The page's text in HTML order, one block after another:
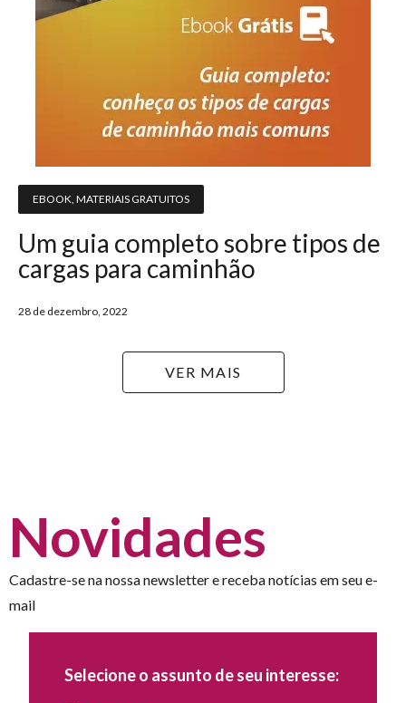
EBOOK MATERIAIS GRATUITOS
Um guia completo sobre tipos de
cargas para caminhão
28 de dezembro, 2022
VER MAIS
Novidades
Cadastre-se na nossa newsletter e receba notícias em seu e-
mail
Selecione o assunto de seu interesse: